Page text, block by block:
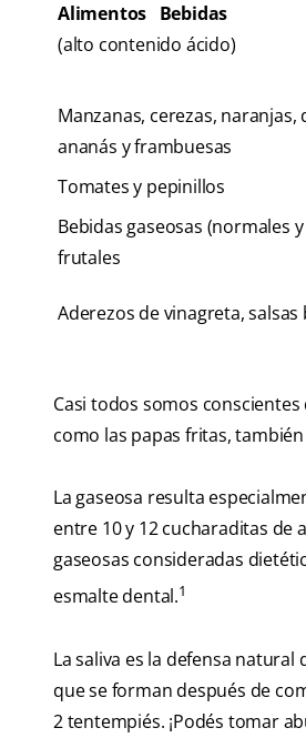
Alimentos Bebidas
(alto contenido ácido)
Manzanas, cerezas,
ananás y frambuesas
Tomates y pepinillos
Bebidas gaseosas (normales
frutales
Aderezos de vinagreta,
Casi todos somos
como las papas fritas,
La gaseosa resulta
entre 10 y 12 cucharaditas de
gaseosas consideradas
esmalte dental.1
La saliva es la defensa
que se forman después de
2 tentempiés. ¡Podés tomar